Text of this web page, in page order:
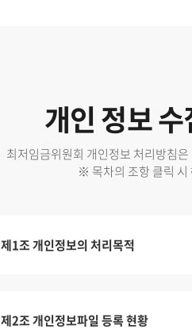
개인 정보
최저임금위원회 개인정보 처리방침
※ 목차의 조항 클릭 시
제1조 개인정보의 처리목적
제2조 개인정보파일 등록 현황